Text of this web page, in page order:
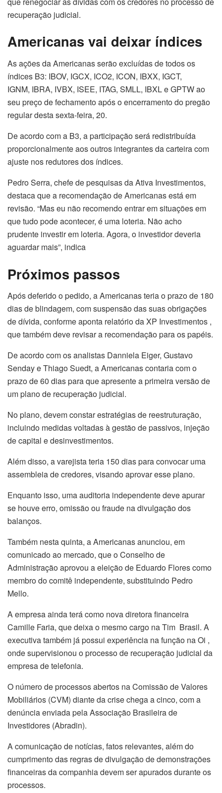
recuperação judicial.
Americanas vai deixar índices
As ações da Americanas serão excluídas de todos os
índices B3: IBOV, IGCX, ICO2, ICON, IBXX, IGCT,
IGNM, IBRA, IVBX, ISEE, ITAG, SMLL, IBXL eGPTWao
seu preço de fechamento após o encerramento do pregão
regular desta sexta-feira, 20.
De acordo com a B3, a participação será redistribuída
proporcionalmente aos outros integrantes da carteira com
ajuste nos redutores dos índices.
Pedro Serra, chefe de pesquisas da Ativa Investimentos,
destaca que a recomendação de Americanas está em
revisão. “Mas eu não recomendo entrar em situações em
que tudo pode acontecer, é uma loteria. Não acho
prudente investir em loteria. Agora, o investidor deveria
aguardar mais”, indica
Próximos passos
Após deferido o pedido, a Americanas teria o prazo de 180
dias de blindagem, com suspensão das suas obrigações
de dívida, conforme aponta relatório da XP Investimentos ,
que também deve revisar a recomendação para os papéis.
De acordo com os analistas Danniela Eiger, Gustavo
Senday e Thiago Suedt, a Americanas contaria com o
prazo de 60 dias para que apresente a primeira versão de
um plano de recuperação judicial.
No plano, devem constar estratégias de reestruturação,
incluindo medidas voltadas à gestão de passivos, injeção
de capital e desinvestimentos.
Além disso, a varejista teria 150 dias para convocar uma
assembleia de credores, visando aprovar esse plano.
Enquanto isso, uma auditoria independente deve apurar
se houve erro, omissão ou fraude na divulgação dos
balanços.
Também nesta quinta, a Americanas anunciou, em
comunicado ao mercado, que o Conselho de
Administração aprovou a eleição de Eduardo Flores como
membro do comitê independente, substituindo Pedro
Mello.
A empresa ainda terá como nova diretora financeira
Camille Faria, que deixa o mesmo cargo na Tim Brasil. A
executiva também já possui experiência na função na Oi ,
onde supervisionou o processo de recuperação judicial da
empresa de telefonia.
O número de processos abertos na Comissão de Valores
Mobiliários (CVM) diante da crise chega a cinco, com a
denúncia enviada pela Associação Brasileira de
Investidores (Abradin).
A comunicação de notícias, fatos relevantes, além do
cumprimento das regras de divulgação de demonstrações
financeiras da companhia devem ser apurados durante os
processos.